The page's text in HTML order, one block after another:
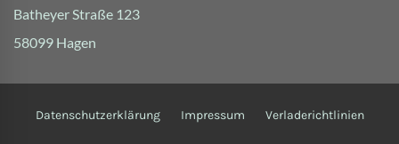
Batheyer Straße 123
58099 Hagen
Datenschutzerklärung Impressum Verladerichtlinien